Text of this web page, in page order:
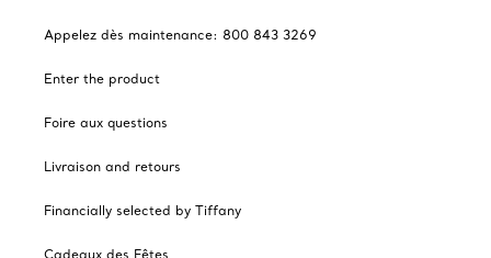
Appelez dès maintenance: 800 843 3269
Enter the product
Foire aux questions
Livraison and retours
Financially selected by Tiffany
Cadeaux des Fêtes